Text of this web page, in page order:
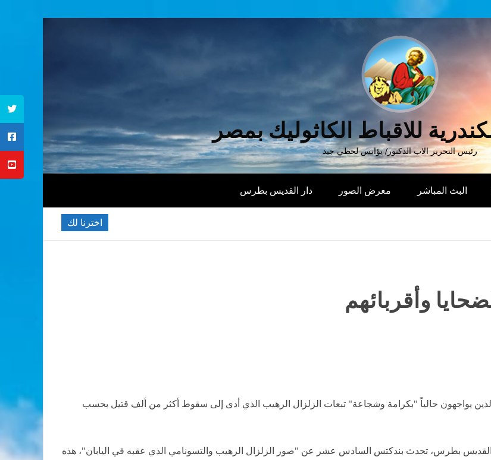
للاقباط الكاثوليك بمصر
رئيس التحرير الاب الدكتور/ يؤانس لحظي جيد
البث المباشر معرض الصور دار القديس بطرس
اخترنا لك
وأقربائهم
يواجهون حالياً "بكرامة وشجاعة" تبعات الزلزال الرهيب الذي أدى إلى سقوط أكثر من ألف قتيل بحسب
القديس بطرس، تحدث بندكتس السادس عشر عن "صور الزلزال الرهيب والتسونامي الذي عقبه في اليابان"، هذه